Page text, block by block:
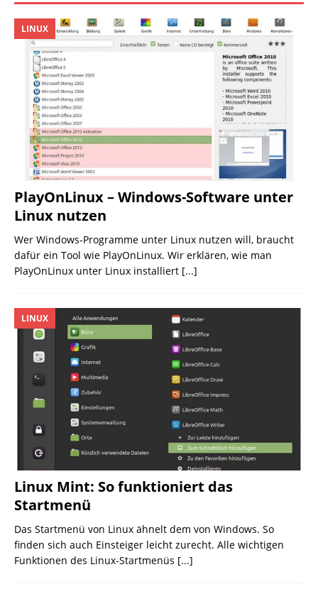
PlayOnLinux – Windows-Software unter
Linux nutzen
LINUX
Wer Windows-Programme unter Linux nutzen will, braucht
dafür ein Tool wie PlayOnLinux. Wir erklären, wie man
PlayOnLinux unter Linux installiert [...]
Linux Mint: So funktioniert das
Startmenü
LINUX
Das Startmenü von Linux ähnelt dem von Windows. So
finden sich auch Einsteiger leicht zurecht. Alle wichtigen
Funktionen des Linux-Startmenüs [...]